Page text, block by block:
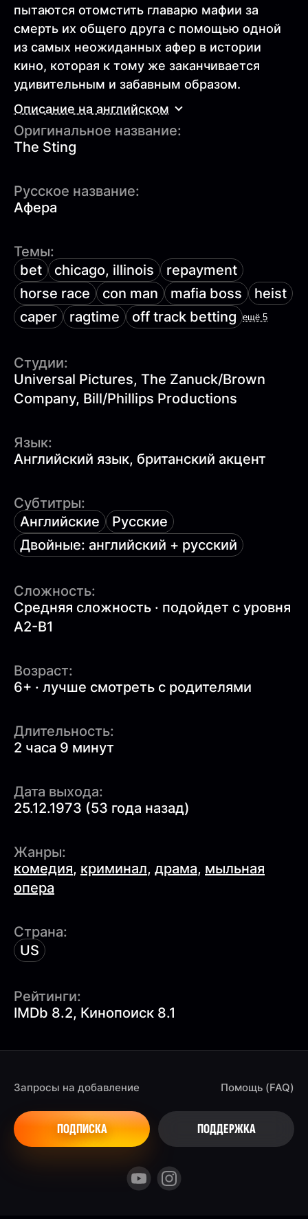
пытаются отомстить главарю мафии за
смерть их общего друга с помощью одной
из самых неожиданных афер в истории
кино, которая к тому же заканчивается
удивительным и забавным образом.
Описание на английском
Оригинальное название:
The Sting
Русское название:
Афера
Темы:
bet
chicago, illinois
repayment
horse race
con man mafia boss
heist
caper
ragtime off track betting ещё 5
Студии:
Universal Pictures, The Zanuck/Brown
Company, Bill/Phillips Productions
Язык:
Английский язык, британский акцент
Субтитры:
Английские
Русские
Двойные: английский + русский
Сложность:
Средняя сложность · подойдет с уровня
A2-B1
Возраст:
6+ · лучше смотреть с родителями
Длительность:
2 часа 9 минут
Дата выхода:
25.12.1973 (53 года назад)
Жанры:
комедия, криминал, драма, мыльная
опера
Страна:
US
Рейтинги:
IMDb 8.2, Кинопоиск 8.1
Запросы на добавление
ПОДПИСКА
Помощь (FAQ)
ПОДДЕРЖКА